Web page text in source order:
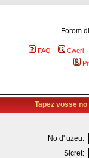
Forom
FAQ
Cweri
Tapez vosse
No d' uzeu:
Sicret: